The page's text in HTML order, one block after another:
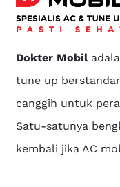
Dokter Mobil
tune up
canggih untuk
Satu-satunya
kembali jika AC